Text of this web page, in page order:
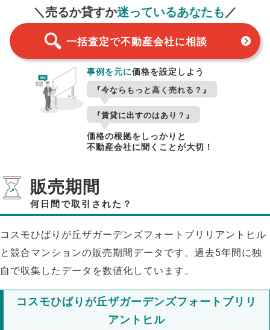
＼売るか貸すか迷っているあなたも／
一括査定で不動産会社に相談
事例を元に価格を設定しよう
『今ならもっと高く売れる？』
『賃貸に出すのはあり？』
価格の根拠をしっかりと
不動産会社に聞くことが大切！
販売期間
何日間で取引された？
コスモひばりが丘ザガーデンズフォートブリリアントヒル
と競合マンションの販売期間データです。過去5年間に独
自で収集したデータを数値化しています。
コスモひばりが丘ザガーデンズフォートブリリ
アントヒル